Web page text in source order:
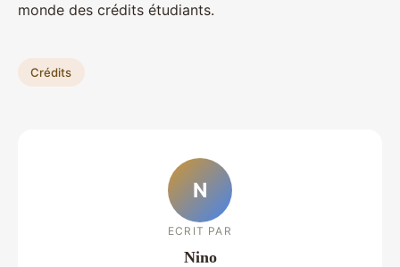
monde des crédits étudiants.
Crédits
N
ECRIT PAR
Nino